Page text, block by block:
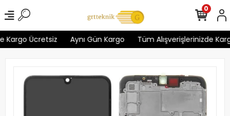
Ücretsiz Aynı Gün Kargo Tüm Alışverişlerinizde
0